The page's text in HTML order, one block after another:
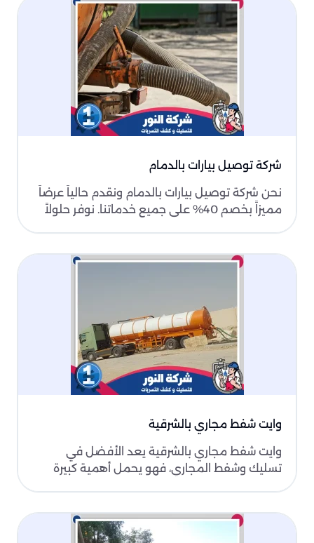
شركة توصيل بيارات بالدمام
نحن شركة توصيل بيارات بالدمام ونقدم حالياً عرضاً
مميزاً بخصم 40% على جميع خدماتنا. نوفر حلولاً
وايت شفط مجاري بالشرقية
وايت شفط مجاري بالشرقية يعد الأفضل في
تسليك وشفط المجاري، فهو يحمل أهمية كبيرة